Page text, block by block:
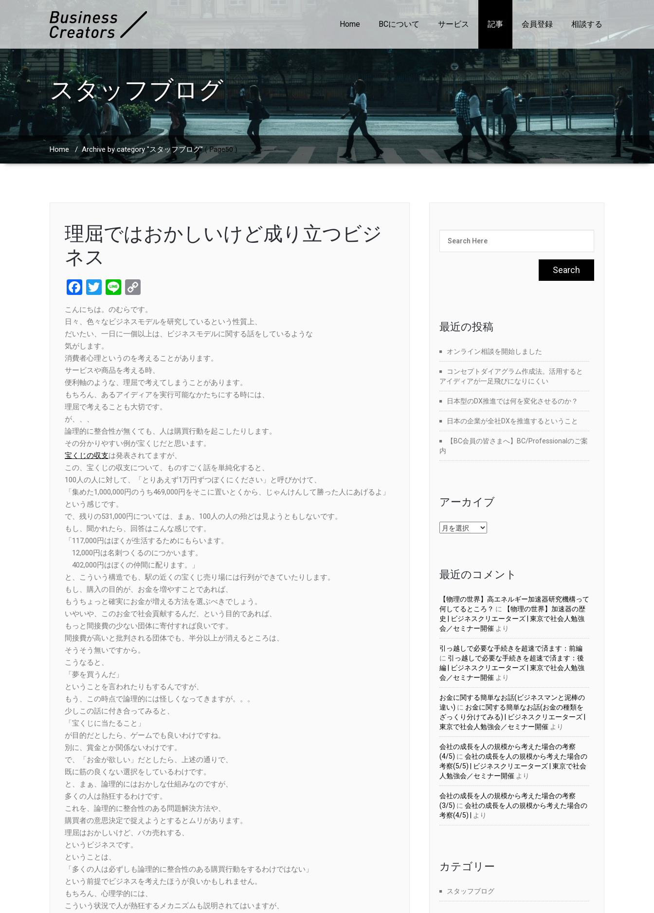
Home BCについて サービス 記事 会員登録 相談する
スタッフブログ
Home / Archive by category "スタッフブログ" ( Page50 )
理屈ではおかしいけど成り立つビジ
ネス
Facebook
Twitter
Line
Link
こんにちは。のむらです。
日々、色々なビジネスモデルを研究しているという性質上、
だいたい、一日に一個以上は、ビジネスモデルに関する話をしているような
気がします。
消費者心理というのを考えることがあります。
サービスや商品を考える時、
便利軸のような、理屈で考えてしまうことがあります。
もちろん、あるアイディアを実行可能なかたちにする時には、
理屈で考えることも大切です。
が、、、
論理的に整合性が無くても、人は購買行動を起こしたりします。
その分かりやすい例が宝くじだと思います。
宝くじの収支は発表されてますが、
この、宝くじの収支について、ものすごく話を単純化すると、
100人の人に対して、「とりあえず1万円ずつぼくにください」と呼びかけて、
「集めた1,000,000円のうち469,000円をそこに置いとくから、じゃんけんして勝った人にあげるよ」
という感じです。
で、残りの531,000円については、まぁ、100人の人の殆どは見ようともしないです。
もし、聞かれたら、回答はこんな感じです。
「117,000円はぼくが生活するためにもらいます。
12,000円は名刺つくるのにつかいます。
402,000円はぼくの仲間に配ります。」
と、こういう構造でも、駅の近くの宝くじ売り場には行列ができていたりします。
もし、購入の目的が、お金を増やすことであれば、
もうちょっと確実にお金が増える方法を選ぶべきでしょう。
いやいや、このお金で社会貢献するんだ、という目的であれば、
もっと間接費の少ない団体に寄付すれば良いです。
間接費が高いと批判される団体でも、半分以上が消えるところは、
そうそう無いですから。
こうなると、
「夢を買うんだ」
ということを言われたりもするんですが、
もう、この時点で論理的には怪しくなってきますが。。。
少しこの話に付き合ってみると、
「宝くじに当たること」
が目的だとしたら、ゲームでも良いわけですね。
別に、賞金とか関係ないわけです。
で、「お金が欲しい」だとしたら、上述の通りで、
既に筋の良くない選択をしているわけです。
と、まぁ、論理的にはおかしな仕組みなのですが、
多くの人は熱狂するわけです。
これを、論理的に整合性のある問題解決方法や、
購買者の意思決定で捉えようとするとムリがあります。
理屈はおかしいけど、バカ売れする、
というビジネスです。
ということは、
「多くの人は必ずしも論理的に整合性のある購買行動をするわけではない」
という前提でビジネスを考えたほうが良いかもしれません。
もちろん、心理学的には、
こういう状況で人が熱狂するメカニズムも説明されてはいますが、
最近の投稿
オンライン相談を開始しました
コンセプトダイアグラム作成法。活用すると
アイディアが一足飛びになりにくい
日本型のDX推進では何を変化させるのか？
日本の企業が全社DXを推進するということ
【BC会員の皆さまへ】BC/Professionalのご案
内
アーカイブ
ア
ー
最近のコメント
【物理の世界】高エネルギー加速器研究機構って
何してるところ？ に
【物理の世界】加速器の歴
史 | ビジネスクリエーターズ | 東京で社会人勉強
会／セミナー開催 より
引っ越しで必要な手続きを超速で済ます：前編
に 引っ越しで必要な手続きを超速で済ます：後
編 | ビジネスクリエーターズ | 東京で社会人勉強
会／セミナー開催 より
お金に関する簡単なお話(ビジネスマンと泥棒の
違い) に お金に関する簡単なお話(お金の種類を
ざっくり分けてみる) | ビジネスクリエーターズ |
東京で社会人勉強会／セミナー開催 より
会社の成長を人の規模から考えた場合の考察
(4/5) に 会社の成長を人の規模から考えた場合の
考察(5/5) | ビジネスクリエーターズ | 東京で社会
人勉強会／セミナー開催 より
会社の成長を人の規模から考えた場合の考察
(3/5) に 会社の成長を人の規模から考えた場合の
考察(4/5) |
より
カテゴリー
スタッフブログ